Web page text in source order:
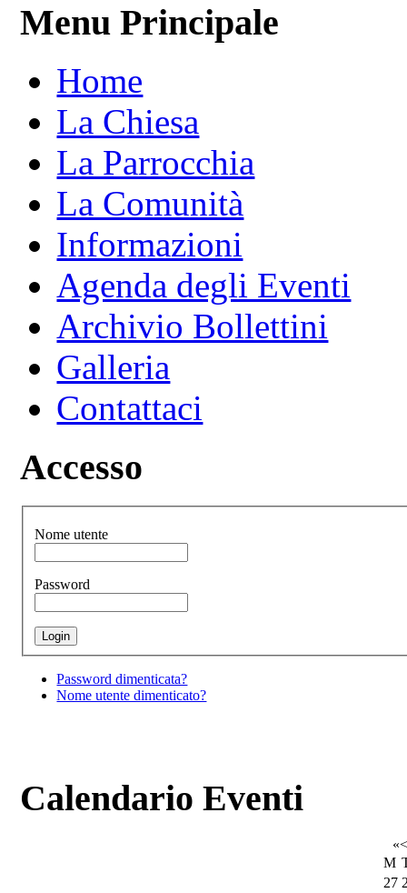
Menu Principale
Home
La Chiesa
La Parrocchia
La Comunità
Informazioni
Agenda degli Eventi
Archivio Bollettini
Galleria
Contattaci
Accesso
Nome utente
Password
Password dimenticata?
Nome utente dimenticato?
Calendario Eventi
«<
M
27